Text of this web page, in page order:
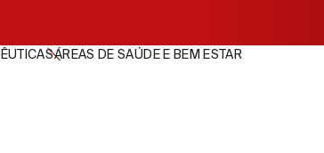
ÁREAS DE SAÚDE E BEM ESTAR